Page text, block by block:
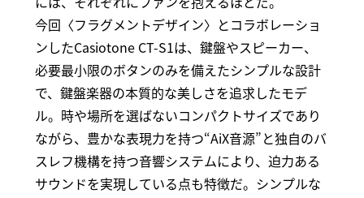
今回〈フラグメントデザイン〉とコラボレーショ
ンしたCasiotone CT-S1は、鍵盤やスピーカー、
必要最‬小限のボタンのみを備えたシンプルな設計
で、鍵盤楽器の本質的な美しさを追求したモデ
ル。時や場所を選ばないコンパクトサイズであり
ながら、豊かな表現力を持つ“AiX音源”と独自のバ
スレフ機構を持つ音響システムにより、迫力ある
サウンドを実現している点も特徴だ。シンプルな